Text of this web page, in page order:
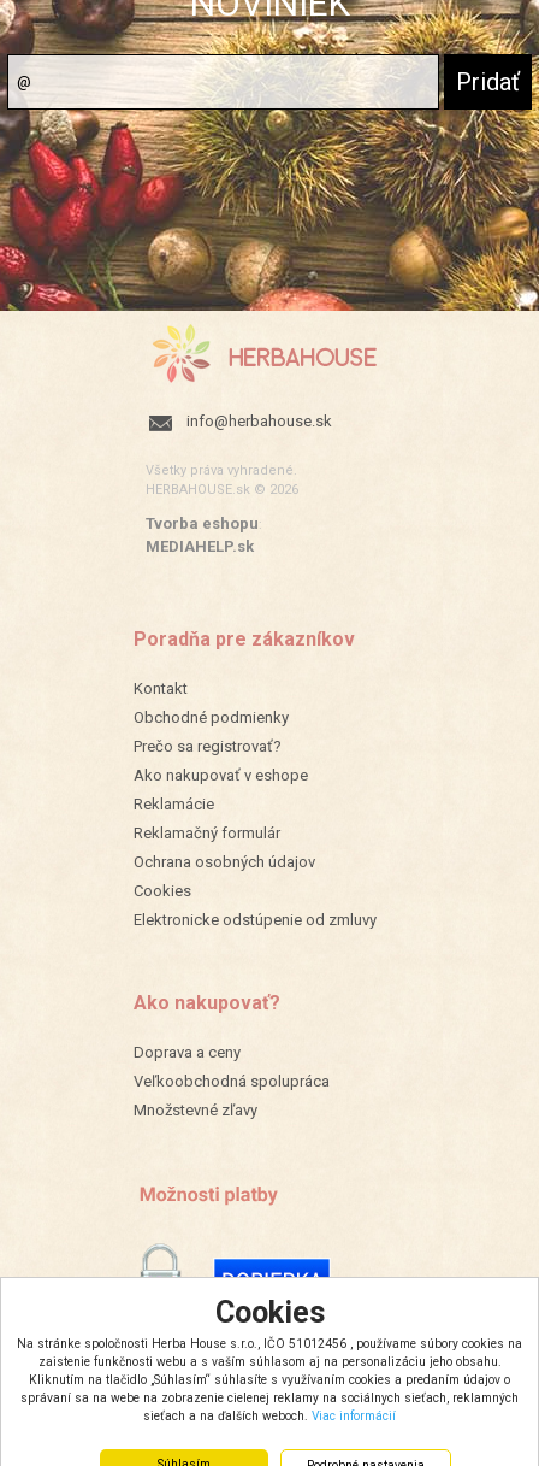
Cookies
Na stránke spoločnosti Herba House s.r.o., IČO 51012456 , používame súbory cookies na
zaistenie funkčnosti webu a s vaším súhlasom aj na personalizáciu jeho obsahu.
Kliknutím na tlačidlo „Súhlasím“ súhlasíte s využívaním cookies a predaním údajov o
správaní sa na webe na zobrazenie cielenej reklamy na sociálnych sieťach, reklamných
sieťach a na ďalších weboch. Viac informácií
info@herbahouse.sk
Všetky práva vyhradené.
HERBAHOUSE.sk © 2026
Tvorba eshopu:
MEDIAHELP.sk
Poradňa pre zákazníkov
Kontakt
Obchodné podmienky
Prečo sa registrovať?
Ako nakupovať v eshope
Reklamácie
Reklamačný formulár
Ochrana osobných údajov
Cookies
Elektronicke odstúpenie od zmluvy
Ako nakupovať?
Doprava a ceny
Veľkoobchodná spolupráca
Množstevné zľavy